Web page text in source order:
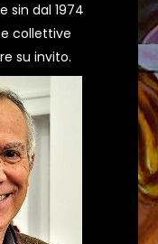
sin dal 1974
collettive
su invito.